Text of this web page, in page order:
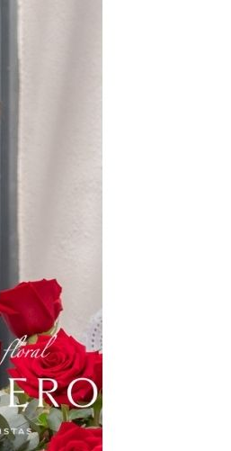
Música & Conciertos
Teatro & Danza
Espectaculos
Ferias Sevilla
Festivales
Conferencias
Congresos & Convenciones
Concursos & Premios
Cursos & Talleres